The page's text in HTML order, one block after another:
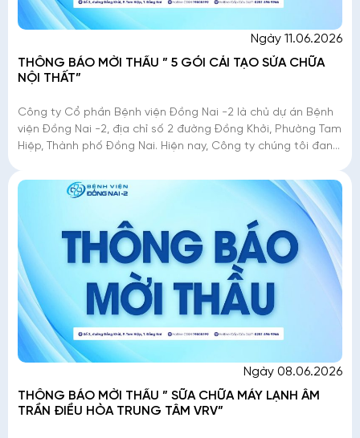
Ngày 11.06.2026
THÔNG BÁO MỜI THẦU ” 5 GÓI CẢI TẠO SỬA CHỮA
NỘI THẤT”
Công ty Cổ phần Bệnh viện Đồng Nai -2 là chủ dự án Bệnh
viện Đồng Nai -2, địa chỉ số 2 đường Đồng Khởi, Phường Tam
Hiệp, Thành phố Đồng Nai. Hiện nay, Công ty chúng tôi đang
Ngày 08.06.2026
THÔNG BÁO MỜI THẦU ” SỮA CHỮA MÁY LẠNH ÂM
TRẦN ĐIỀU HÒA TRUNG TÂM VRV”